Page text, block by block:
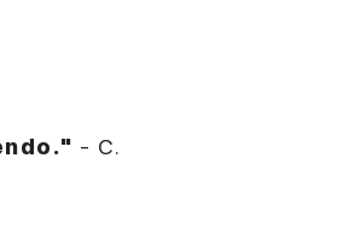
- C.